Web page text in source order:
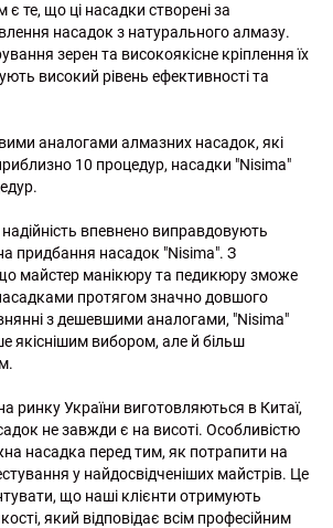
те, що ці насадки створені за
насадок з натурального алмазу.
зерен та високоякісне кріплення їх
високий рівень ефективності та
аналогами алмазних насадок, які
10 процедур, насадки "Nisima"
надійність впевнено виправдовують
придбання насадок "Nisima". З
майстер манікюру та педикюру зможе
протягом значно довшого
з дешевшими аналогами, "Nisima"
якіснішим вибором, але й більш
ринку України виготовляються в Китаї,
не завжди є на висоті. Особливістю
насадка перед тим, як потрапити на
у найдосвідченіших майстрів. Це
що наші клієнти отримують
який відповідає всім професійним